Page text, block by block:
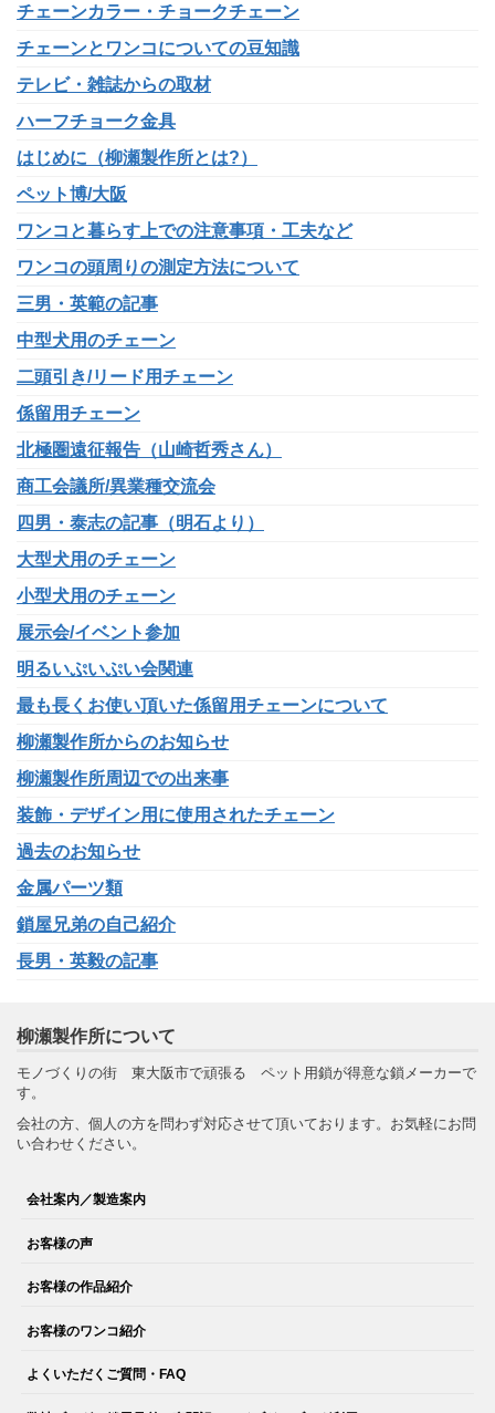
チェーンカラー・チョークチェーン
チェーンとワンコについての豆知識
テレビ・雑誌からの取材
ハーフチョーク金具
はじめに（柳瀬製作所とは?）
ペット博/大阪
ワンコと暮らす上での注意事項・工夫など
ワンコの頭周りの測定方法について
三男・英範の記事
中型犬用のチェーン
二頭引き/リード用チェーン
係留用チェーン
北極圏遠征報告（山崎哲秀さん）
商工会議所/異業種交流会
四男・泰志の記事（明石より）
大型犬用のチェーン
小型犬用のチェーン
展示会/イベント参加
明るいぷいぷい会関連
最も長くお使い頂いた係留用チェーンについて
柳瀬製作所からのお知らせ
柳瀬製作所周辺での出来事
装飾・デザイン用に使用されたチェーン
過去のお知らせ
金属パーツ類
鎖屋兄弟の自己紹介
長男・英毅の記事
柳瀬製作所について
モノづくりの街 東大阪市で頑張る ペット用鎖が得意な鎖メーカーで
す。
会社の方、個人の方を問わず対応させて頂いております。お気軽にお問
い合わせください。
会社案内／製造案内
お客様の声
お客様の作品紹介
お客様のワンコ紹介
よくいただくご質問・FAQ